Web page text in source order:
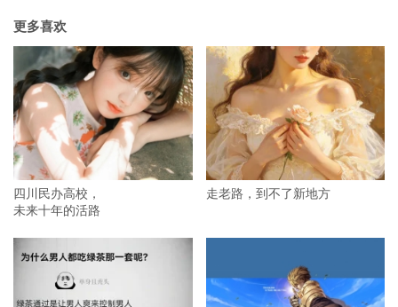
更多喜欢
四川民办高校，
未来十年的活路
走老路，到不了新地方